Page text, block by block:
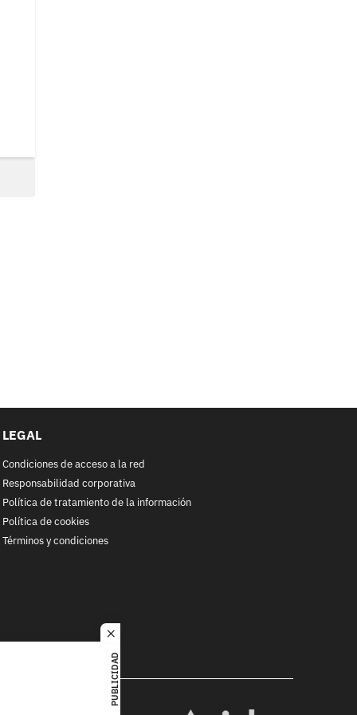
close
PUBLICIDAD
LEGAL
Condiciones de acceso a la red
Responsabilidad corporativa
Política de tratamiento de la información
Política de cookies
Términos y condiciones